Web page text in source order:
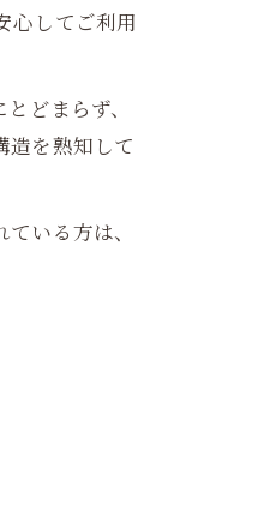
心してご利用
どまらず、
造を熟知して
いる方は、